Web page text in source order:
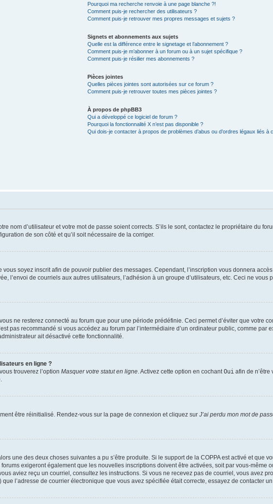
Pourquoi ma recherche renvoie à une page blanche ?!
Comment puis-je rechercher des utilisateurs ?
Comment puis-je retrouver mes propres messages et sujets ?
Signets et abonnements aux sujets
Quelle est la différence entre le signetage et l’abonnement ?
Comment puis-je m’abonner à un forum ou à un sujet spécifique ?
Comment puis-je résilier mes abonnements ?
Pièces jointes
Quelles pièces jointes sont autorisées sur ce forum ?
Comment puis-je retrouver toutes mes pièces jointes ?
À propos de phpBB3
Qui a développé ce logiciel de forum ?
Pourquoi la fonctionnalité X n’est pas disponible ?
Qui dois-je contacter à propos de problèmes d’abus ou d’ordres légaux liés à
nom d’utilisateur et votre mot de passe soient corrects. S’ils le sont, contactez le propriétaire du
de son côté et qu’il soit nécessaire de la corriger.
soyez inscrit afin de pouvoir publier des messages. Cependant, l’inscription vous donnera
l’envoi de courriels aux autres utilisateurs, l’adhésion à un groupe d’utilisateurs, etc. Ceci ne vous
ne resterez connecté au forum que pour une période prédéfinie. Ceci permet d’éviter que votre
pas recommandé si vous accédez au forum par l’intermédiaire d’un ordinateur public, comme par
ait désactivé cette fonctionnalité.
en ligne ?
trouverez l’option Masquer votre statut en ligne . Activez cette option en cochant Oui afin de n’être
être réinitialisé. Rendez-vous sur la page de connexion et cliquez sur J’ai perdu mon mot de
une des deux choses suivantes a pu s’être produite. Si le support de la COPPA est activé et que
exigeront également que les nouvelles inscriptions doivent être activées, soit par vous-même
aviez reçu un courriel, consultez les instructions. Si vous ne recevez pas de courriel, vous avez
l’adresse de courrier électronique que vous avez spécifiée était correcte, essayez de contacter